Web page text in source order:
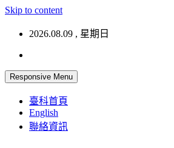
Skip to content
2026.08.09 , 星期日
Responsive Menu
臺科首頁
English
聯絡資訊